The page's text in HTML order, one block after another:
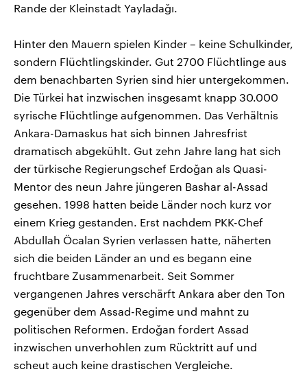
Rande der Kleinstadt Yayladağı.
Hinter den Mauern spielen Kinder – keine Schulkinder,
sondern Flüchtlingskinder. Gut 2700 Flüchtlinge aus
dem benachbarten Syrien sind hier untergekommen.
Die Türkei hat inzwischen insgesamt knapp 30.000
syrische Flüchtlinge aufgenommen. Das Verhältnis
Ankara-Damaskus hat sich binnen Jahresfrist
dramatisch abgekühlt. Gut zehn Jahre lang hat sich
der türkische Regierungschef Erdoğan als Quasi-
Mentor des neun Jahre jüngeren Bashar al-Assad
gesehen. 1998 hatten beide Länder noch kurz vor
einem Krieg gestanden. Erst nachdem PKK-Chef
Abdullah Öcalan Syrien verlassen hatte, näherten
sich die beiden Länder an und es begann eine
fruchtbare Zusammenarbeit. Seit Sommer
vergangenen Jahres verschärft Ankara aber den Ton
gegenüber dem Assad-Regime und mahnt zu
politischen Reformen. Erdoğan fordert Assad
inzwischen unverhohlen zum Rücktritt auf und
scheut auch keine drastischen Vergleiche.